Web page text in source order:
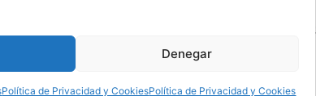
Denegar
Política de Privacidad y CookiesPolítica de Privacidad y Cookies